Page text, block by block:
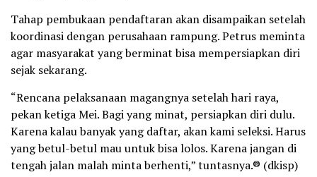
Tahap pembukaan pendaftaran akan disampaikan setelah
koordinasi dengan perusahaan rampung. Petrus meminta
agar masyarakat yang berminat bisa mempersiapkan diri
sejak sekarang.
“Rencana pelaksanaan magangnya setelah hari raya,
pekan ketiga Mei. Bagi yang minat, persiapkan diri dulu.
Karena kalau banyak yang daftar, akan kami seleksi. Harus
yang betul-betul mau untuk bisa lolos. Karena jangan di
tengah jalan malah minta berhenti,” tuntasnya.® (dkisp)